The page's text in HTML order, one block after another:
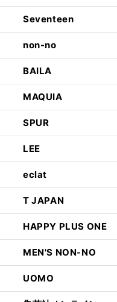
Seventeen
non-no
BAILA
MAQUIA
SPUR
LEE
eclat
T JAPAN
HAPPY PLUS ONE
MEN'S NON-NO
UOMO